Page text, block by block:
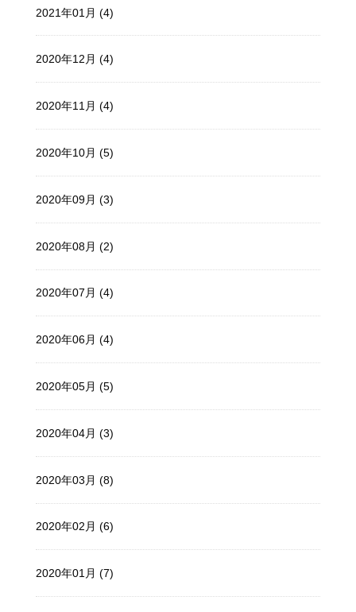
2021年01月 (4)
2020年12月 (4)
2020年11月 (4)
2020年10月 (5)
2020年09月 (3)
2020年08月 (2)
2020年07月 (4)
2020年06月 (4)
2020年05月 (5)
2020年04月 (3)
2020年03月 (8)
2020年02月 (6)
2020年01月 (7)